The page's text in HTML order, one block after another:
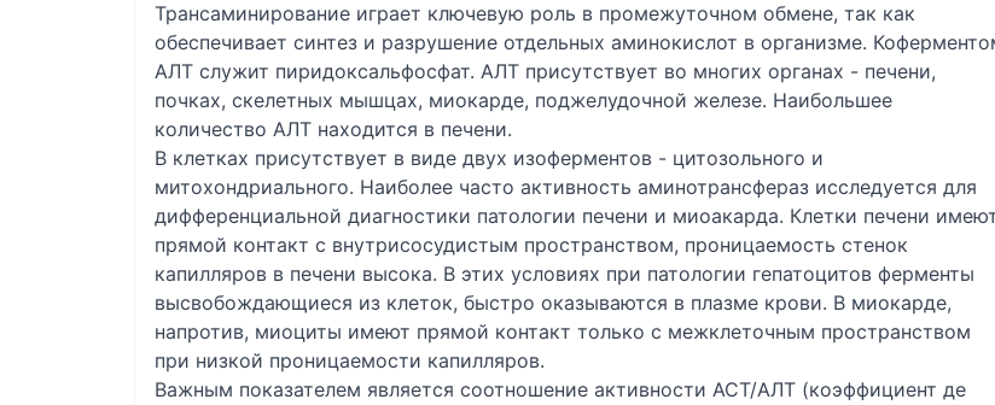
Трансаминирование играет ключевую роль в промежуточном обмене, так как
обеспечивает синтез и разрушение отдельных аминокислот в организме.
АЛТ служит пиридоксальфосфат. АЛТ присутствует во многих органах - печени,
почках, скелетных мышцах, миокарде, поджелудочной железе. Наибольшее
количество АЛТ находится в печени.
В клетках присутствует в виде двух изоферментов - цитозольного и
митохондриального. Наиболее часто активность аминотрансфераз исследуется для
дифференциальной диагностики патологии печени и миоакарда. Клетки печени
прямой контакт с внутрисосудистым пространством, проницаемость стенок
капилляров в печени высока. В этих условиях при патологии гепатоцитов ферменты
высвобождающиеся из клеток, быстро оказываются в плазме крови. В миокарде,
напротив, миоциты имеют прямой контакт только с межклеточным пространством
при низкой проницаемости капилляров.
Важным показателем является соотношение активности АСТ/АЛТ (коэффициент де